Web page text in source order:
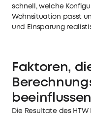
schnell, welche
Wohnsituation passt
und Einsparung
Faktoren,
beeinflussen
Die Resultate des